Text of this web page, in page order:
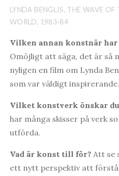
LYNDA BENGLIS, THE WAVE OF
WORLD, 1983-84
Vilken annan konstnär
Omöjligt att säga, det är så
nyligen en film om Lynda
som var väldigt inspirerande.
Vilket konstverk önskar
har många skisser på verk
utförda.
Vad är konst till för? Att se
ett nytt perspektiv att förstå